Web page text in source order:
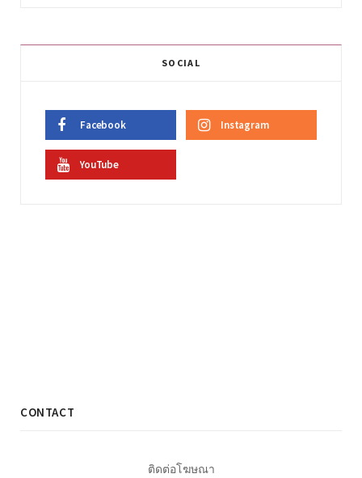
SOCIAL
Facebook Instagram
YouTube
CONTACT
ติดต่อโฆษณา